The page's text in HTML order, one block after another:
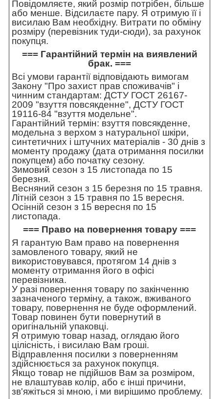
Повідомляєте, який розмір потрібен, більше
або менше. Відсилаєте пару. Я отримую її і
висилаю Вам необхідну. Витрати по обміну
розміру (перевізник туди-сюди), за рахунок
покупця.
=== Гарантійний термін на виявлений
брак. ===
Всі умови гарантії відповідають вимогам
Закону "Про захист прав споживачів" і
чинним стандартам: ДСТУ ГОСТ 26167-
2009 "взуття повсякденне", ДСТУ ГОСТ
19116-84 "взуття модельне".
Гарантійний термін: взуття повсякденне,
модельна з верхом з натуральної шкіри,
синтетичних і штучних матеріалів - 30 днів з
моменту продажу (дата отримання посилки
покупцем) або початку сезону.
Зимовий сезон з 15 листопада по 15
березня.
Весняний сезон з 15 березня по 15 травня.
Літній сезон з 15 травня по 15 вересня.
Осінній сезон з 15 вересня по 15
листопада.
=== Право на повернення товару ===
Я гарантую Вам право на повернення
замовленого товару, який не
використовувався, протягом 14 днів з
моменту отримання його в офісі
перевізника.
У разі повернення товару по закінченню
зазначеного терміну, а також, вживаного
товару, повернення не буде оформлений.
Товар повинен бути повернутий в
оригінальній упаковці.
Я отримую товар назад, оглядаю його
цілісність, і висилаю Вам гроші.
Відправлення посилки з поверненням
здійснюється за рахунок покупця.
Якщо товар не підійшов Вам за розміром,
не влаштував колір, або є інші причини,
зв'яжіться зі мною, і ми вирішимо проблему.